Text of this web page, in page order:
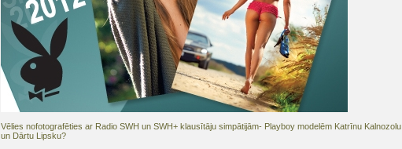
Vēlies nofotografēties ar Radio SWH un SWH+ klausītāju simpātijām- Playboy modelēm Katrīnu Kalnozolu
un Dārtu Lipsku?